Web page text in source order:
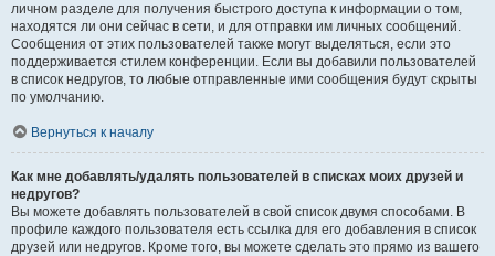
личном разделе для получения быстрого доступа к информации о том,
находятся ли они сейчас в сети, и для отправки им личных сообщений.
Сообщения от этих пользователей также могут выделяться, если это
поддерживается стилем конференции. Если вы добавили пользователей
в список недругов, то любые отправленные ими сообщения будут скрыты
по умолчанию.
Вернуться к началу
Как мне добавлять/удалять пользователей в списках моих друзей и
недругов?
Вы можете добавлять пользователей в свой список двумя способами. В
профиле каждого пользователя есть ссылка для его добавления в список
друзей или недругов. Кроме того, вы можете сделать это прямо из вашего